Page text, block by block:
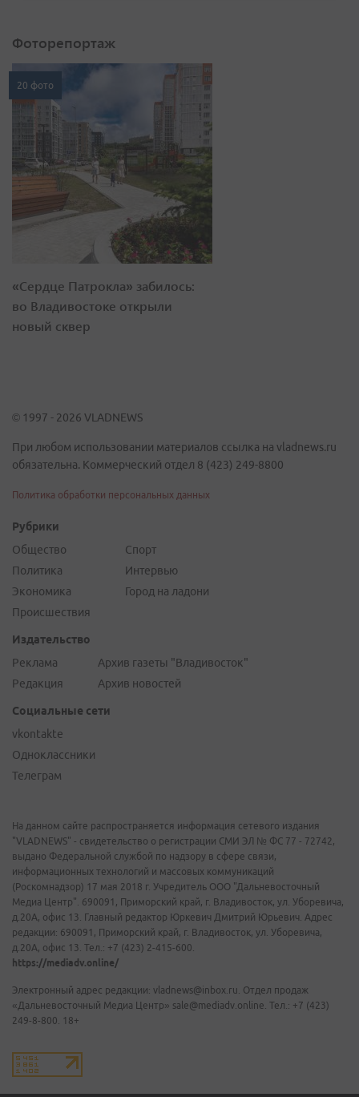
Фоторепортаж
20 фото
«Сердце Патрокла» забилось:
во Владивостоке открыли
новый сквер
© 1997 - 2026 VLADNEWS
При любом использовании материалов ссылка на vladnews.ru
обязательна. Коммерческий отдел 8 (423) 249-8800
Политика обработки персональных данных
Рубрики
Общество
Политика
Экономика
Происшествия
Спорт
Интервью
Город на ладони
Издательство
Реклама
Редакция
Архив газеты "Владивосток"
Архив новостей
Социальные сети
vkontakte
Одноклассники
Телеграм
На данном сайте распространяется информация сетевого издания
"VLADNEWS" - свидетельство о регистрации СМИ ЭЛ № ФС 77 - 72742,
выдано Федеральной службой по надзору в сфере связи,
информационных технологий и массовых коммуникаций
(Роскомнадзор) 17 мая 2018 г. Учредитель ООО "Дальневосточный
Медиа Центр". 690091, Приморский край, г. Владивосток, ул. Уборевича,
д.20А, офис 13. Главный редактор Юркевич Дмитрий Юрьевич. Адрес
редакции: 690091, Приморский край, г. Владивосток, ул. Уборевича,
д.20А, офис 13. Тел.: +7 (423) 2-415-600.
https://mediadv.online/
Электронный адрес редакции: vladnews@inbox.ru. Отдел продаж
«Дальневосточный Медиа Центр» sale@mediadv.online. Тел.: +7 (423)
249-8-800. 18+